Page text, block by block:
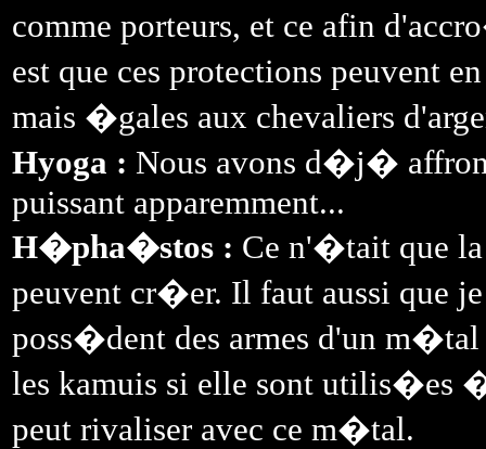
comme porteurs, et ce afin
est que ces protections peuvent
mais �gales aux chevaliers
Hyoga : Nous avons d�j�
puissant apparemment...
H�pha�stos : Ce n'�tait que la
peuvent cr�er. Il faut aussi que je
poss�dent des armes d'un
les kamuis si elle sont utilis�es
peut rivaliser avec ce m�tal.